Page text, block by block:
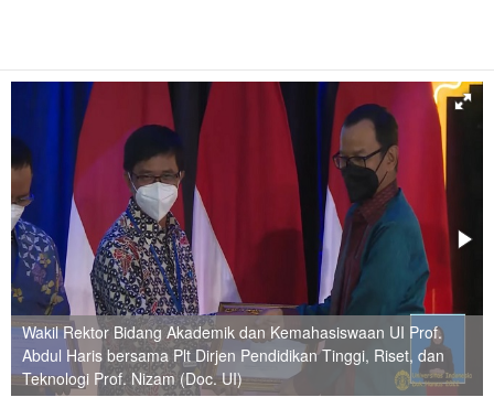
Wakil Rektor Bidang Akademik dan Kemahasiswaan UI Prof.
Abdul Haris bersama Plt Dirjen Pendidikan Tinggi, Riset, dan
Teknologi Prof. Nizam (Doc. UI)